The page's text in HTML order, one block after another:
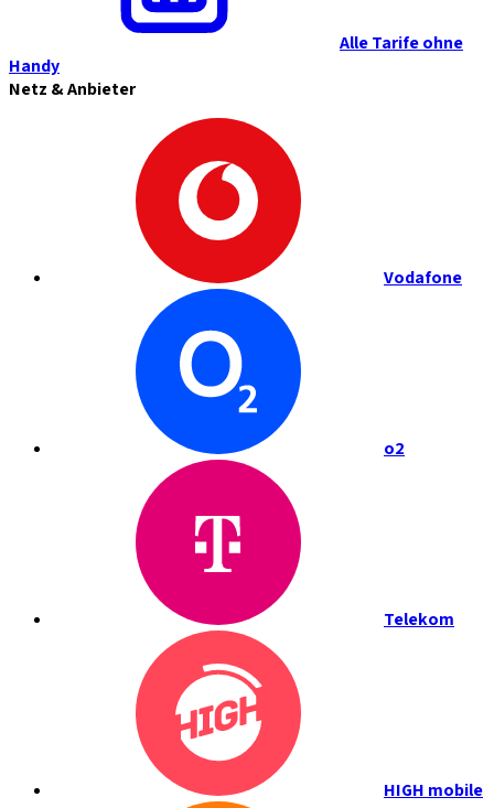
Alle Tarife ohne
Handy
Netz & Anbieter
Vodafone
o2
Telekom
HIGH mobile